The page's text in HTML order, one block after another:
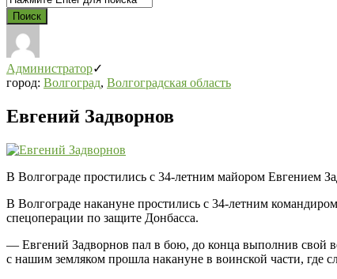
Администратор
город: Волгоград, Волгоградская область
Евгений Задворнов
В Волгограде простились с 34-летним майором Евгением
В Волгограде накануне простились с 34-летним
спецоперации по защите Донбасса.
— Евгений Задворнов пал в бою, до конца выполнив свой
с нашим земляком прошла накануне в воинской части, где